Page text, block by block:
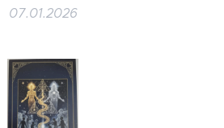
07.01.2026